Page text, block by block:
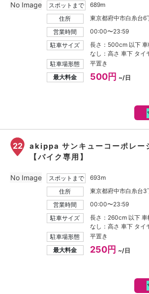
スポットまで
689m
住所
東京都府中市白糸台6
営業時間
00:00〜23:59
駐車サイズ
長さ：500cm 以下
なし：高さ 車下 タイ
駐車場形態
平置き
最大料金
500円 ~/日
No Image
22
akippa サンキューコーポレー
【バイク専用】
スポットまで
693m
住所
東京都府中市白糸台3
営業時間
00:00〜23:59
駐車サイズ
長さ：260cm 以下
なし：高さ 車下 タイ
駐車場形態
平置き
最大料金
250円 ~/日
No Image